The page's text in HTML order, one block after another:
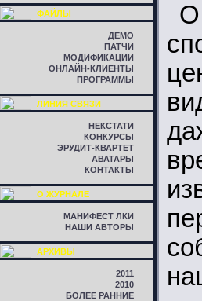
ФАЙЛЫ
ДЕМО
ПАТЧИ
МОДИФИКАЦИИ
ОНЛАЙН-КЛИЕНТЫ
ПРОГРАММЫ
ЛИНИЯ СВЯЗИ
НЕКСТАТИ
КОНКУРСЫ
ЭРУДИТ-КВАРТЕТ
АВАТАРЫ
КОНТАКТЫ
О ЖУРНАЛЕ
МАНИФЕСТ ЛКИ
НАШИ АВТОРЫ
АРХИВЫ
2011
2010
БОЛЕЕ РАННИЕ